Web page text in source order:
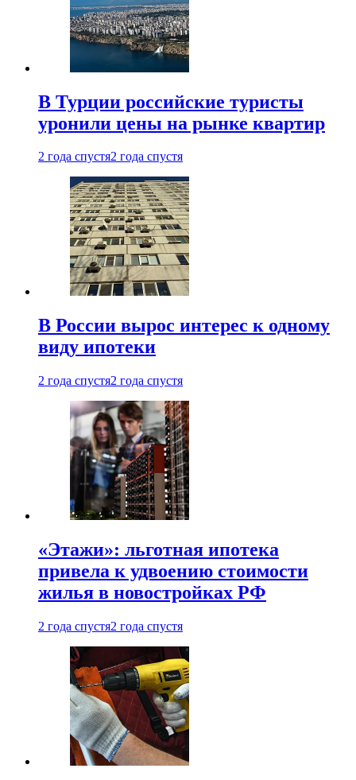
В Турции российские туристы
уронили цены на рынке квартир
2 года спустя2 года спустя
В России вырос интерес к одному
виду ипотеки
2 года спустя2 года спустя
«Этажи»: льготная ипотека
привела к удвоению стоимости
жилья в новостройках РФ
2 года спустя2 года спустя